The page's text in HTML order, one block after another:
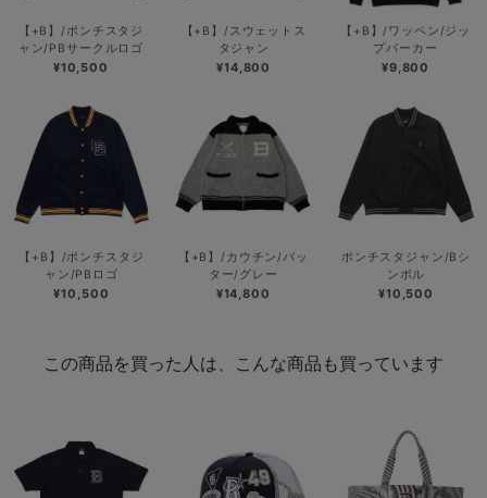
【+B】/ポンチスタジ
ャン/PBサークルロゴ
¥10,500
【+B】/スウェットス
タジャン
¥14,800
【+B】/ワッペン/ジッ
プパーカー
¥9,800
【+B】/ポンチスタジ
ャン/PBロゴ
¥10,500
【+B】/カウチン/バッ
ター/グレー
¥14,800
ポンチスタジャン/Bシ
ンボル
¥10,500
この商品を買った人は、こんな商品も買っています